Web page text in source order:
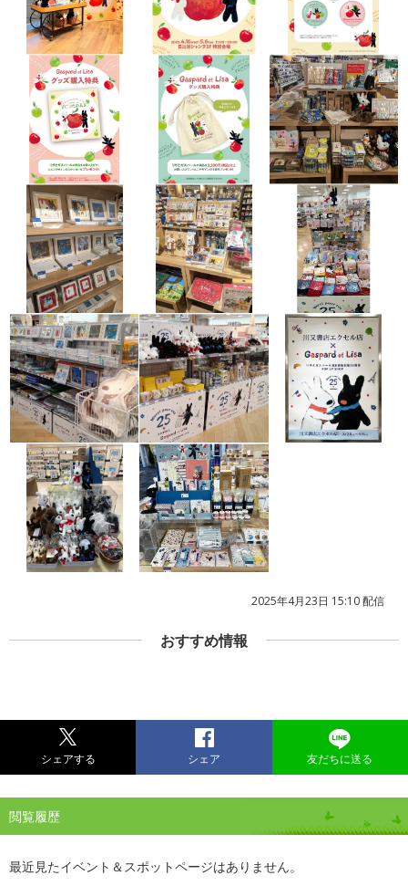
2025年4月23日 15:10 配信
おすすめ情報
シェアする シェア 友だちに送る
閲覧履歴
最近見たイベント＆スポットページはありません。